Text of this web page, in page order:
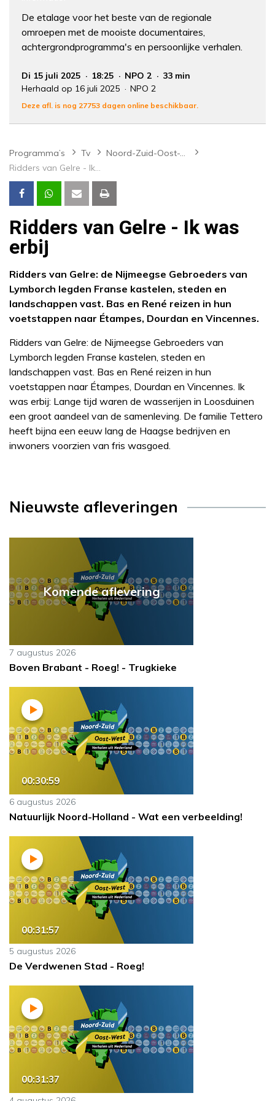
De etalage voor het beste van de regionale
omroepen met de mooiste documentaires,
achtergrondprogramma's en persoonlijke verhalen.
Di 15 juli 2025 18:25 NPO 2
33 min
Herhaald op 16 juli 2025
NPO 2
Deze afl. is nog 27753 dagen online beschikbaar.
Programma’s Tv
Noord-Zuid-Oost-West
Ridders van Gelre - Ik was erbij
Ridders van Gelre - Ik was
erbij
Ridders van Gelre: de Nijmeegse Gebroeders van
Lymborch legden Franse kastelen, steden en
landschappen vast. Bas en René reizen in hun
voetstappen naar Étampes, Dourdan en Vincennes.
Ridders van Gelre: de Nijmeegse Gebroeders van
Lymborch legden Franse kastelen, steden en
landschappen vast. Bas en René reizen in hun
voetstappen naar Étampes, Dourdan en Vincennes. Ik
was erbij: Lange tijd waren de wasserijen in Loosduinen
een groot aandeel van de samenleving. De familie Tettero
heeft bijna een eeuw lang de Haagse bedrijven en
inwoners voorzien van fris wasgoed.
Nieuwste afleveringen
Komende aflevering
7 augustus 2026
Boven Brabant - Roeg! - Trugkieke
00:30:59
6 augustus 2026
Natuurlijk Noord-Holland - Wat een verbeelding!
00:31:57
5 augustus 2026
De Verdwenen Stad - Roeg!
00:31:37